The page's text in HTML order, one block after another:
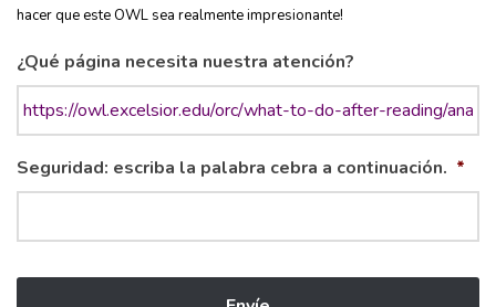
hacer que este OWL sea realmente impresionante!
¿Qué página necesita nuestra atención?
Seguridad: escriba la palabra cebra a continuación. *